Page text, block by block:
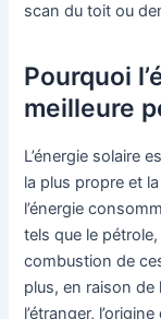
scan du toit ou
Pourquoi
meilleure
L’énergie solaire
la plus propre et
l’énergie
tels que le
combustion de
plus, en raison de
l’étranger,